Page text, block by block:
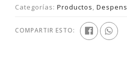
Categorías: Productos,
COMPARTIR ESTO: